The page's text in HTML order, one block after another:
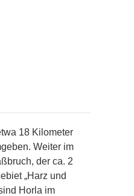
18 Kilometer
Weiter im
der ca. 2
„Harz und
Horla im